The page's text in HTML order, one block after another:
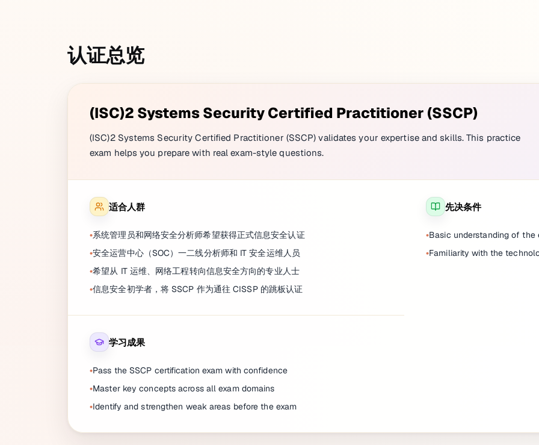
认证总览
(ISC)2 Systems Security Certified Practitioner (SSCP)
(ISC)2 Systems Security Certified Practitioner (SSCP) validates your expertise and skills. This practice
exam helps you prepare with real exam-style questions.
适合人群
系统管理员和网络安全分析师希望获得正式信息安全认证
安全运营中心（SOC）一二线分析师和 IT 安全运维人员
希望从 IT 运维、网络工程转向信息安全方向的专业人士
信息安全初学者，将 SSCP 作为通往 CISSP 的跳板认证
先决条件
Basic understanding of the
Familiarity with the
学习成果
Pass the SSCP certification exam with confidence
Master key concepts across all exam domains
Identify and strengthen weak areas before the exam